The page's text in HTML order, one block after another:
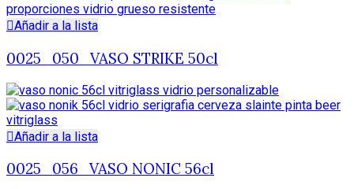
Añadir a la lista
0025_050_VASO STRIKE 50cl
Añadir a la lista
0025_056_VASO NONIC 56cl